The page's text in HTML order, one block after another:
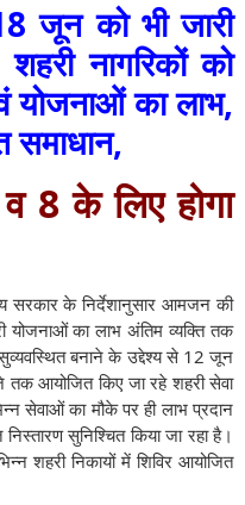
जून को भी जारी
नागरिकों को
योजनाओं का लाभ,
समाधान,
8 के लिए होगा
सरकार के निर्देशानुसार आमजन की
योजनाओं का लाभ अंतिम व्यक्ति तक
बनाने के उद्देश्य से 12 जून
आयोजित किए जा रहे शहरी सेवा
सेवाओं का मौके पर ही लाभ प्रदान
सुनिश्चित किया जा रहा है।
शहरी निकायों में शिविर आयोजित